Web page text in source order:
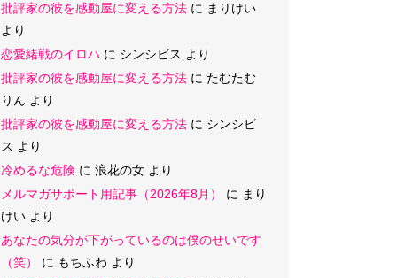
批評家の彼を感動屋に変える方法 に まりけい
より
恋愛緒戦のイロハ に シンシビス より
批評家の彼を感動屋に変える方法 に たむたむ
りん より
批評家の彼を感動屋に変える方法 に シンシビ
ス より
冷めるな危険 に 浪花の女 より
メルマガサポート用記事（2026年8月）
に まり
けい より
あなたの気分が下がっているのは僕のせいです
（笑）
に もちふわ より